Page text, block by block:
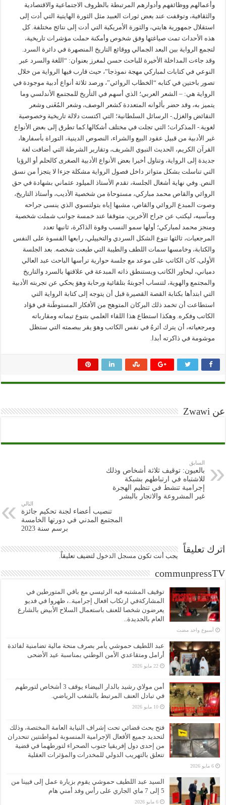
وأعمالهم ووظائفهم وأدوارهم المرتبطة بالظروف الاجتماعية والاقتصادية
والثقافية، وتوقفت عند بعض ثورات العبيد مثل الثورة الهايتية التي أدت إلى
استقلال جمهورية هايتي، والثورة الأمريكية التي أدت إلى نتائج مختلفة. كل
هذه الأحداث تمت صياغتها وفق شخوص وأمكنة حملت مؤشرات تاريخية،
لتجمع الرواية بين البعد الجمالي ووقائع التاريخ المنصهرة في دائرة السرد.
وقد جاءت المداخلة الأخيرة للباحث حسن لمغرز بعنوان: “اللغة والسرد عبر
النوعي في كتابات لمباركي مهجة نموذجا”، حيث قارب فيها الرواية من خلال
تصور باختين في كتابه “الخطاب الروائي”، ورصد ثلاثة أنواع أدبية موجودة في
الرواية هي: – الشعر العربي؛ الذي أسهم في التأريخ للمجتمع الأندلسي وما
يتميز به، وقد حضر بألوانه المتعددة كشعر الوصف، وشعر المُغَنى وشعر
النقائض والغزل.- الرسائل السلطانية؛ التي اكتست دلالة تاريخية وخصوصية
لغوية.- المذكرات؛ التي تجلت في مختلف أشكالها.كما تطرق إلى بعض الأنواع
غير الأدبية من قبيل عقود البيع والشراء، النصوص الدينية، التوراة بأسفارها،
القرآن الكريم، الحديث النبوي الشريف، وتقارير الشرطة التي أضافت لغة
جديدة إلى الرواية، وتناول أخيرا بعض الأنواع الأدبية الصغرى كالحلم أو الرؤيا
التي تناسلت بشكل متواتر داخل فصول الرواية مشكلة جزءا لا يتجزأ من نسق
النص. وفي نهاية أشغال الجلسة، تقدم الأستاذ الميلود عثماني بشهادة في حق
الروائي والقاص محمد مباركي، مستوحاة من شخصية الأديب، وأستاذ التاريخ،
وصوت المبدع الروائي والقاص، مشبها إياه بتولتسوي الذي ينسى جراحه
ومآسيه، ليكتب عن جراح الآخرين، متوقفا عند خمسة جوانب شملت شخصية
ومنجز محمد لمباركي؛ أولها سمو النسب وقوة الذاكرة، ثانيها تعدد
المرجعيات، ثالثها تنوع الشكل السردي والتخييلي، رابعها القسوة على النفس
والكتابة، وخامسها سمات اللطف والطيبة التي طبعت شخصه. بعد الجلسة
الأولى، كان الكاتب على موعد مع جلسة حوارية ترأسها الباحث عبد العالي
دمياني، ليحاور الكاتب ويستنطق ذاته المبدعة في علاقتها بالسرد والتاريخ
والمجتمع والهوية، لتنساب أجوبتهُ بتلقائية ورحابة وهوَ يحكي عن تجربته الأدبية
التي ابتدأها بكتابة القصة القصيرة قبل أن يتوجه إلى كتابة الرواية التي
استطاعت أن تخمد ذلك البركان المتوهج من الأفكار المستوطَنة في فؤاد
الكاتب وفكره. وهكذا استطاع هذا اللقاء العلمي بتنوع تيماته ومقارباته
ومرجعياته، أن يترك أثرهُ في نفس الكاتب وهوَ يقر ببصمته التي ستظل
موشومة في ذاكرته أبدا.
عن Zwawi
السابق
بالعيون: توقيف ثلاثة أشخاص وذلك
للاشتباه في ارتباطهم بشبكة
إجرامية تنشط في تنظيم الهجرة
غير المشروعة والاتجار بالبشر
التالي
تنصيب أعضاء لجنة تحكيم جائزة
المجتمع المدني في دورتها الخامسة
برسم سنة 2023
اترك تعليقاً
يجب أنت تكون مسجل الدخول لتضيف تعليقاً.
communpressTV
توقيف المشتبه فيه الرئيسي مع باقي المتورطين في
المشاركةفي ارتكاب افعال إجرامية..، ظهروا في فديو
يعرضون شخصا للعنف باستعمال السلاح الأبيض بالشارع
العام بالجديدة..
‏أسبوع واحد مضت
عبد اللطيف حموشي يأمر بصرف منحة مالية تضامنية لفائدة
أرامل ومتقاعدي الأمن الوطني بمناسبة عيد الأضحى
22 مايو 2026
أمن مولاي رشيد بالدار البيضاء يوقف 3 أشخاص لتورطهم
في تبادل العنف المرتبط بالشغب الرياضي.
10 مايو 2026
فتح بحث قضائي تحت إشراف النيابة العامة المختصة، وذلك
لتحديد جميع الأفعال الإجرامية المنسوبة لمواطنتين تنحدران
من إحدى دول إفريقيا جنوب الصحراء لتورطهما في قضية
تتعلق بالتهريب الدولي للمخدرات والمؤثرات العقلية
6 مايو 2026
السيد عبد اللطيف حموشي يقوم بزيارة عمل إلى فيينا من
5 إلى 7 ماي الجاري على رأس وفد أمني هام
6 مايو 2026